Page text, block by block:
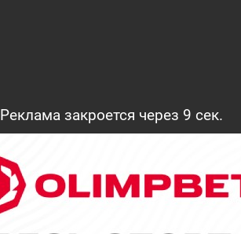
Реклама закроется через 7 сек.